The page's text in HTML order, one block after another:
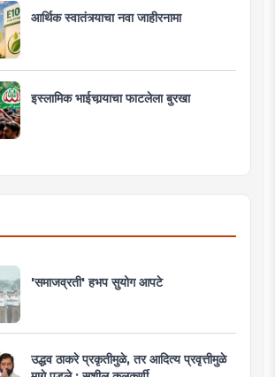
आर्थिक स्वातंत्र्याचा नवा जाहीरनामा
इस्लामिक भाईचार्‍याचा फाटलेला बुरखा
'समाजव्रती' हभप सुयोग आपटे
उद्धव ठाकरे प्रकृतीमुळे, तर आदित्य प्रवृत्तीमुळे